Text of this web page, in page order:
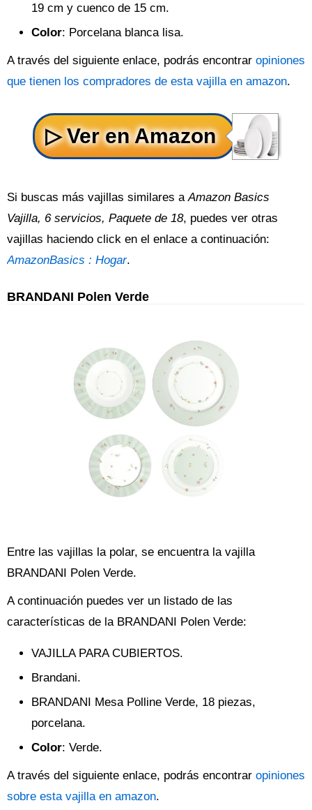
19 cm y cuenco de 15 cm.
Color: Porcelana blanca lisa.
A través del siguiente enlace, podrás encontrar opiniones
que tienen los compradores de esta vajilla en amazon.
Si buscas más vajillas similares a Amazon Basics
Vajilla, 6 servicios, Paquete de 18, puedes ver otras
vajillas haciendo click en el enlace a continuación:
AmazonBasics : Hogar.
BRANDANI Polen Verde
Entre las vajillas la polar, se encuentra la vajilla
BRANDANI Polen Verde.
A continuación puedes ver un listado de las
características de la BRANDANI Polen Verde:
VAJILLA PARA CUBIERTOS.
Brandani.
BRANDANI Mesa Polline Verde, 18 piezas,
porcelana.
Color: Verde.
A través del siguiente enlace, podrás encontrar opiniones
sobre esta vajilla en amazon.